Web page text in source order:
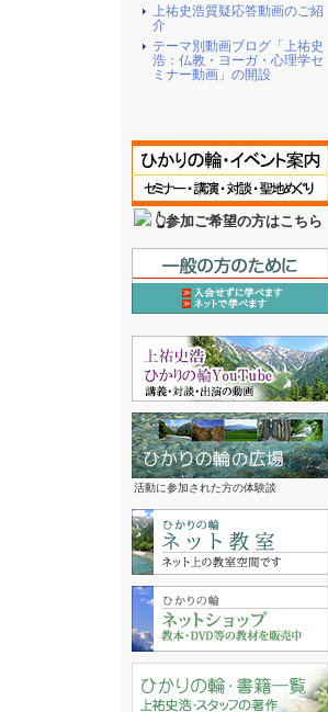
上祐史浩質疑応答動画のご紹
介
テーマ別動画ブログ「上祐史
浩：仏教・ヨーガ・心理学セ
ミナー動画」の開設
👆参加ご希望の方はこちら
活動に参加された方の体験談